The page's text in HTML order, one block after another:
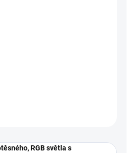
RGB světla s